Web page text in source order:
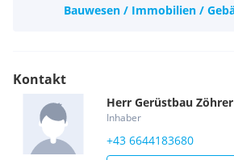
Bauwesen / Immobilien /
Kontakt
Herr Gerüstbau Zöhrer
Inhaber
+43 6644183680